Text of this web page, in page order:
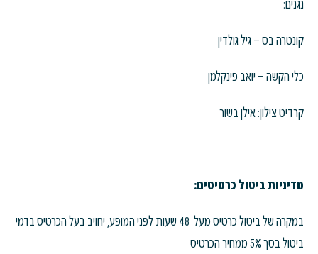
נגנים:
קונטרה בס – גיל גולדין
כלי הקשה – יואב פינקלמן
קרדיט צילון: אילן בשור
מדיניות ביטול כרטיסים:
במקרה של ביטול כרטיס מעל 48 שעות לפני המופע, יחויב בעל הכרטיס בדמי
ביטול בסך 5% ממחיר הכרטיס